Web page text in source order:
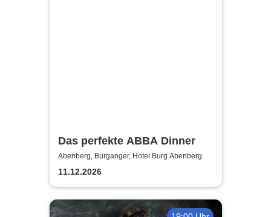
Das perfekte ABBA Dinner
Abenberg, Burganger, Hotel Burg Abenberg
11.12.2026